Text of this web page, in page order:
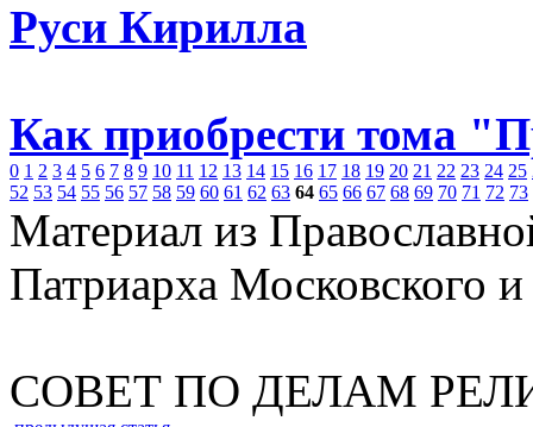
Руси Кирилла
Как приобрести тома
0 1 2 3 4 5 6 7 8 9 10 11 12 13 14 15 16 17 18 19 20 21 22 23 24 25
52 53 54 55 56 57 58 59 60 61 62 63 64 65 66 67 68 69 70 71 72 73
Материал из
Патриарха Московского
СОВЕТ ПО ДЕЛАМ